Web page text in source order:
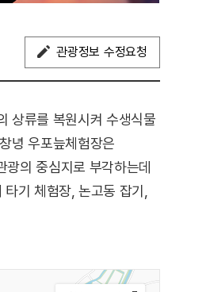
관광정보 수정요청
상류를 복원시켜 수생식물
녕 우포늪체험장은
의 중심지로 부각하는데
기 체험장, 논고동 잡기,